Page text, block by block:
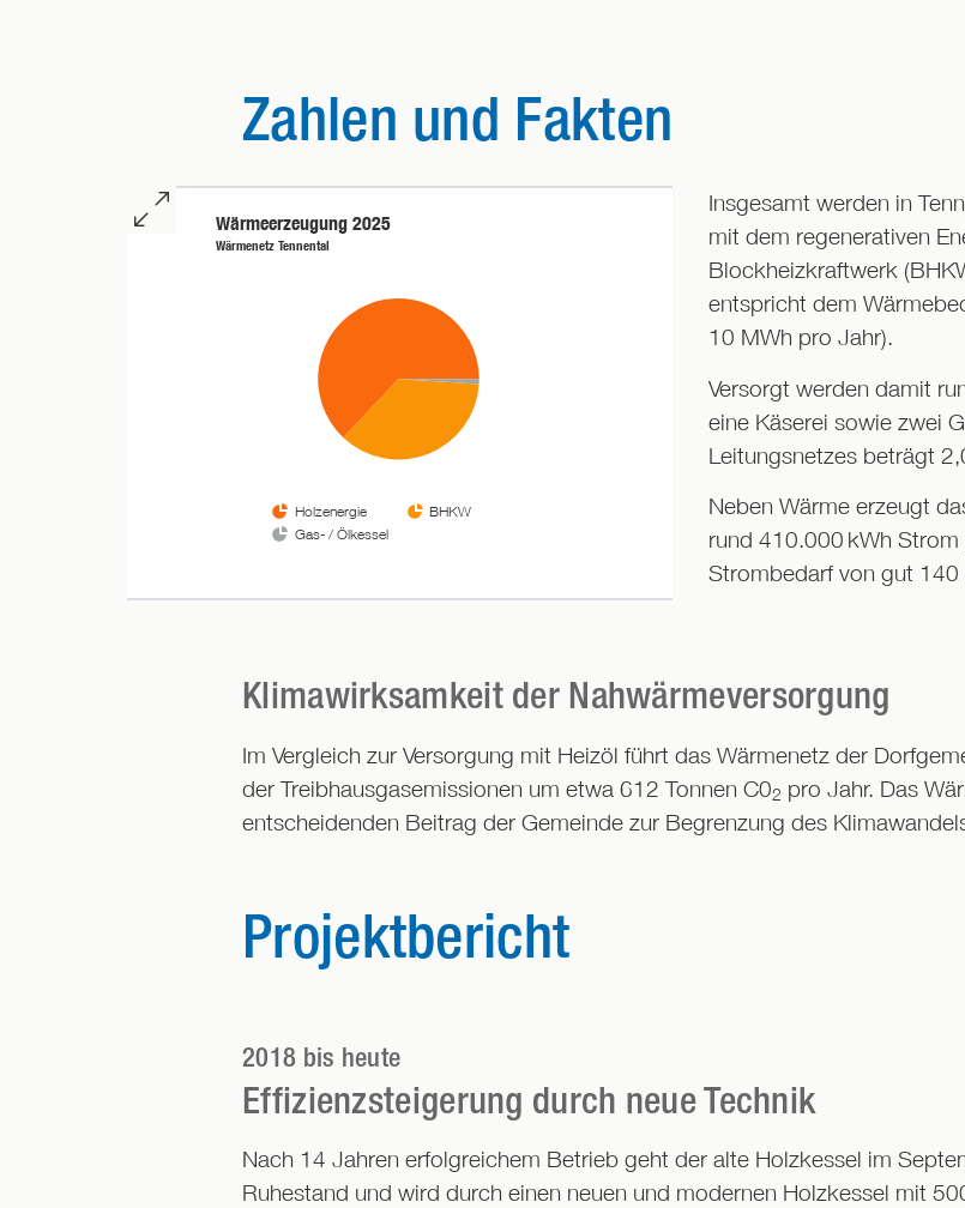
Zahlen und Fakten
Holzenergie
BHKW
Gas- / Ölkessel
Wärmeerzeugung 2025
Wärmenetz Tennental
Tortendiagramm:
Wärmeerzeugung
%
Blockheizkraftwerk,
Insgesamt werden in
mit dem regenerativen
Blockheizkraftwerk
entspricht dem
10 MWh pro Jahr).
Versorgt werden damit
eine Käserei sowie zwei
Leitungsnetzes beträgt
Neben Wärme erzeugt
rund 410.000 kWh
Strombedarf von gut
Klimawirksamkeit der Nahwärmeversorgung
Im Vergleich zur Versorgung mit Heizöl führt das Wärmenetz der
der Treibhausgasemissionen um etwa 612 Tonnen C02 pro Jahr. Das
entscheidenden Beitrag der Gemeinde zur Begrenzung des
Projektbericht
2018 bis heute
Effizienzsteigerung durch neue Technik
Nach 14 Jahren erfolgreichem Betrieb geht der alte Holzkessel im
Ruhestand und wird durch einen neuen und modernen Holzkessel mit